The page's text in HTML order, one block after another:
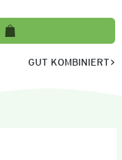
GUT KOMBINIERT